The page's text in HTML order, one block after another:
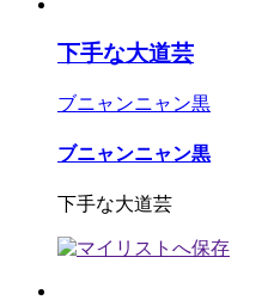
下手な大道芸
ブニャンニャン黒
ブニャンニャン黒
下手な大道芸